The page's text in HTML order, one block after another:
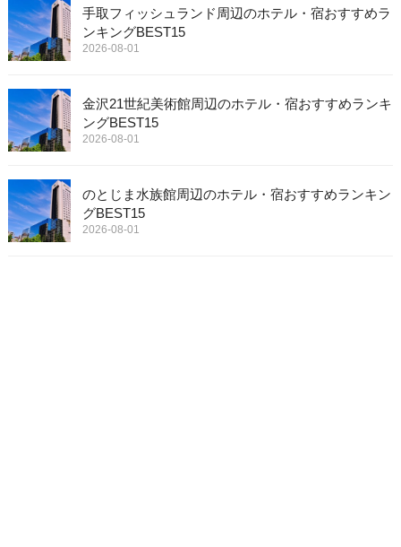
手取フィッシュランド周辺のホテル・宿おすすめラ
ンキングBEST15
2026-08-01
金沢21世紀美術館周辺のホテル・宿おすすめランキ
ングBEST15
2026-08-01
のとじま水族館周辺のホテル・宿おすすめランキン
グBEST15
2026-08-01